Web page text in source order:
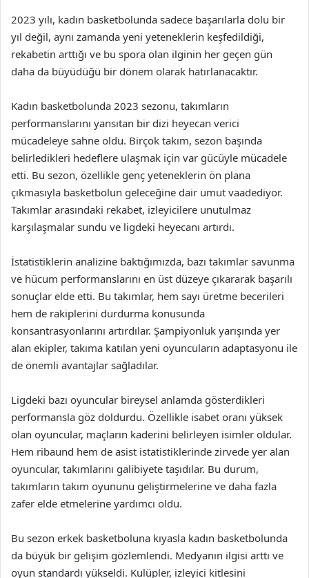
2023 yılı, kadın basketbolunda sadece başarılarla dolu bir
yıl değil, aynı zamanda yeni yeteneklerin keşfedildiği,
rekabetin arttığı ve bu spora olan ilginin her geçen gün
daha da büyüdüğü bir dönem olarak hatırlanacaktır.
Kadın basketbolunda 2023 sezonu, takımların
performanslarını yansıtan bir dizi heyecan verici
mücadeleye sahne oldu. Birçok takım, sezon başında
belirledikleri hedeflere ulaşmak için var gücüyle mücadele
etti. Bu sezon, özellikle genç yeteneklerin ön plana
çıkmasıyla basketbolun geleceğine dair umut vaadediyor.
Takımlar arasındaki rekabet, izleyicilere unutulmaz
karşılaşmalar sundu ve ligdeki heyecanı artırdı.
İstatistiklerin analizine baktığımızda, bazı takımlar savunma
ve hücum performanslarını en üst düzeye çıkararak başarılı
sonuçlar elde etti. Bu takımlar, hem sayı üretme becerileri
hem de rakiplerini durdurma konusunda
konsantrasyonlarını artırdılar. Şampiyonluk yarışında yer
alan ekipler, takıma katılan yeni oyuncuların adaptasyonu ile
de önemli avantajlar sağladılar.
Ligdeki bazı oyuncular bireysel anlamda gösterdikleri
performansla göz doldurdu. Özellikle isabet oranı yüksek
olan oyuncular, maçların kaderini belirleyen isimler oldular.
Hem ribaund hem de asist istatistiklerinde zirvede yer alan
oyuncular, takımlarını galibiyete taşıdılar. Bu durum,
takımların takım oyununu geliştirmelerine ve daha fazla
zafer elde etmelerine yardımcı oldu.
Bu sezon erkek basketboluna kıyasla kadın basketbolunda
da büyük bir gelişim gözlemlendi. Medyanın ilgisi arttı ve
oyun standardı yükseldi. Kulüpler, izleyici kitlesini